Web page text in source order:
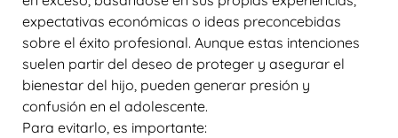
expectativas económicas o ideas preconcebidas
sobre el éxito profesional. Aunque estas intenciones
suelen partir del deseo de proteger y asegurar el
bienestar del hijo, pueden generar presión y
confusión en el adolescente.
Para evitarlo, es importante: